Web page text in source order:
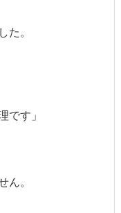
た。
です」
ん。